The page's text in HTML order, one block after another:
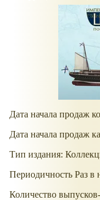
Дата начала продаж
Дата начала продаж
Тип издания:
Периодичность Раз в
Количество